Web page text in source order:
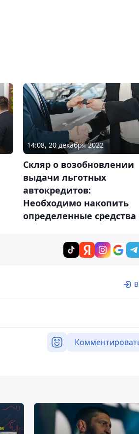
14:08, 20 декабря 2022
Скляр о возобновлении
выдачи льготных
автокредитов:
Необходимо накопить
определенные средства